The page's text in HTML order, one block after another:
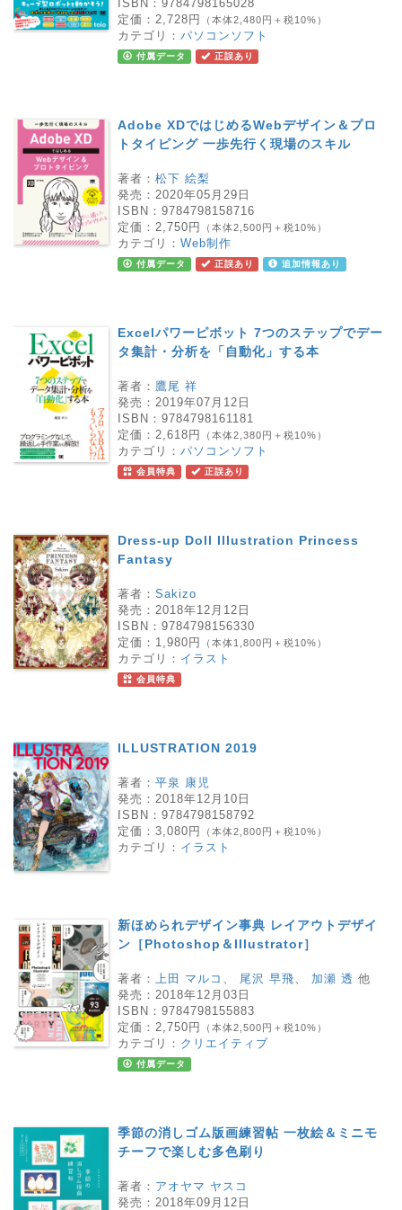
ISBN： 9784798165028
定価： 2,728円 （本体2,480円＋税10%）
カテゴリ： パソコンソフト
付属データ 正誤あり
Adobe XDではじめるWebデザイン＆プロ
トタイピング 一歩先行く現場のスキル
著者： 松下 絵梨
発売： 2020年05月29日
ISBN： 9784798158716
定価： 2,750円 （本体2,500円＋税10%）
カテゴリ： Web制作
付属データ 正誤あり 追加情報あり
Excelパワーピボット 7つのステップでデー
タ集計・分析を「自動化」する本
著者： 鷹尾 祥
発売： 2019年07月12日
ISBN： 9784798161181
定価： 2,618円 （本体2,380円＋税10%）
カテゴリ： パソコンソフト
会員特典 正誤あり
Dress-up Doll Illustration Princess
Fantasy
著者： Sakizo
発売： 2018年12月12日
ISBN： 9784798156330
定価： 1,980円 （本体1,800円＋税10%）
カテゴリ： イラスト
会員特典
ILLUSTRATION 2019
著者： 平泉 康児
発売： 2018年12月10日
ISBN： 9784798158792
定価： 3,080円 （本体2,800円＋税10%）
カテゴリ： イラスト
新ほめられデザイン事典 レイアウトデザイ
ン［Photoshop＆Illustrator］
著者： 上田 マルコ 尾沢 早飛 加瀬 透 他
発売： 2018年12月03日
ISBN： 9784798155883
定価： 2,750円 （本体2,500円＋税10%）
カテゴリ： クリエイティブ
付属データ
季節の消しゴム版画練習帖 一枚絵＆ミニモ
チーフで楽しむ多色刷り
著者： アオヤマ ヤスコ
発売： 2018年09月12日